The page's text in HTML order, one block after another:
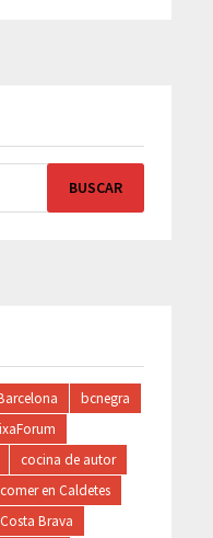
bcnegra
cocina de autor
comer en Caldetes
Costa Brava